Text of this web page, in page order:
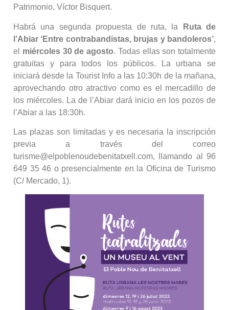
Patrimonio, Víctor Bisquert.
Habrá una segunda propuesta de ruta, la
Ruta de
l’Abiar ‘Entre contrabandistas, brujas y bandoleros’,
el miércoles 30 de agosto. Todas ellas son totalmente
gratuitas y para todos los públicos. La urbana se
iniciará desde la Tourist Info a las 10:30h de la mañana,
aprovechando otro atractivo como es el mercadillo de
los miércoles. La de l’Abiar dará inicio en los pozos de
l’Abiar a las 18:30h.
Las plazas son limitadas y es necesaria la inscripción
previa a través del correo
turisme@elpoblenoudebenitatxell.com, llamando al 96
649 35 46 o presencialmente en la Oficina de Turismo
(C/ Mercado, 1).